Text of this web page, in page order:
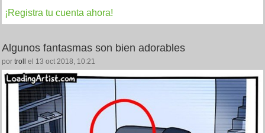
¡Registra tu cuenta ahora!
Algunos fantasmas son bien adorables
por troll el 13 oct 2018, 10:21